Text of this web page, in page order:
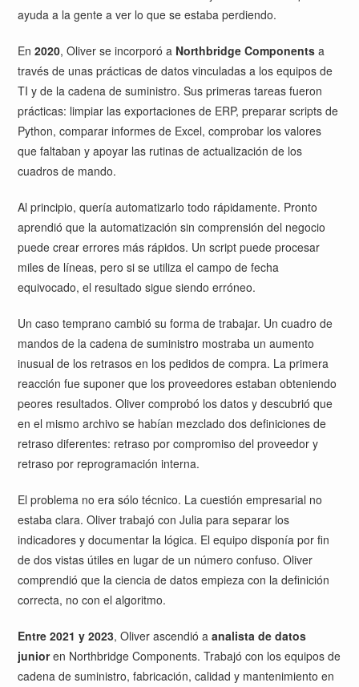
ayuda a la gente a ver lo que se estaba perdiendo.
En2020, Oliver se incorporó a Northbridge Components a
través de unas prácticas de datos vinculadas a los equipos de
TI y de la cadena de suministro. Sus primeras tareas fueron
prácticas: limpiar las exportaciones de ERP, preparar scripts de
Python, comparar informes de Excel, comprobar los valores
que faltaban y apoyar las rutinas de actualización de los
cuadros de mando.
Al principio, quería automatizarlo todo rápidamente. Pronto
aprendió que la automatización sin comprensión del negocio
puede crear errores más rápidos. Un script puede procesar
miles de líneas, pero si se utiliza el campo de fecha
equivocado, el resultado sigue siendo erróneo.
Un caso temprano cambió su forma de trabajar. Un cuadro de
mandos de la cadena de suministro mostraba un aumento
inusual de los retrasos en los pedidos de compra. La primera
reacción fue suponer que los proveedores estaban obteniendo
peores resultados. Oliver comprobó los datos y descubrió que
en el mismo archivo se habían mezclado dos definiciones de
retraso diferentes: retraso por compromiso del proveedor y
retraso por reprogramación interna.
El problema no era sólo técnico. La cuestión empresarial no
estaba clara. Oliver trabajó con Julia para separar los
indicadores y documentar la lógica. El equipo disponía por fin
de dos vistas útiles en lugar de un número confuso. Oliver
comprendió que la ciencia de datos empieza con la definición
correcta, no con el algoritmo.
Entre 2021 y 2023, Oliver ascendió aanalista de datos
junioren Northbridge Components. Trabajó con los equipos de
cadena de suministro, fabricación, calidad y mantenimiento en